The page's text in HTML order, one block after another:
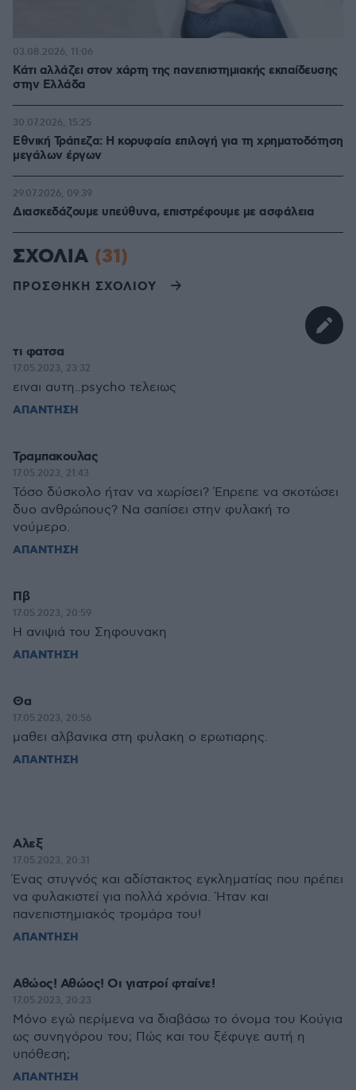
Κάτι αλλάζει στον χάρτη της πανεπιστημιακής εκπαίδευσης
στην Ελλάδα
03.08.2026, 11:06
Εθνική Τράπεζα: Η κορυφαία επιλογή για τη χρηματοδότηση
μεγάλων έργων
30.07.2026, 15:25
Διασκεδάζουμε υπεύθυνα, επιστρέφουμε με ασφάλεια
29.07.2026, 09:39
ΣΧΟΛΙΑ (31)
ΠΡΟΣΘΗΚΗ ΣΧΟΛΙΟΥ
τι φατσα
17.05.2023, 23:32
ειναι αυτη..psycho τελειως
ΑΠΑΝΤΗΣΗ
Τραμπακουλας
17.05.2023, 21:43
Τόσο δύσκολο ήταν να χωρίσει? Έπρεπε να σκοτώσει
δυο ανθρώπους? Να σαπίσει στην φυλακή το
νούμερο.
ΑΠΑΝΤΗΣΗ
Πβ
17.05.2023, 20:59
Η ανιψιά του Σηφουνακη
ΑΠΑΝΤΗΣΗ
Θα
17.05.2023, 20:56
μαθει αλβανικα στη φυλακη ο ερωτιαρης.
ΑΠΑΝΤΗΣΗ
Αλεξ
17.05.2023, 20:31
Ένας στυγνός και αδίστακτος εγκληματίας που πρέπει
να φυλακιστεί για πολλά χρόνια. Ήταν και
πανεπιστημιακός τρομάρα του!
ΑΠΑΝΤΗΣΗ
Αθώος! Αθώος! Οι γιατροί φταίνε!
17.05.2023, 20:23
Μόνο εγώ περίμενα να διαβάσω το όνομα του Κούγια
ως συνηγόρου του; Πώς και του ξέφυγε αυτή η
υπόθεση;
ΑΠΑΝΤΗΣΗ